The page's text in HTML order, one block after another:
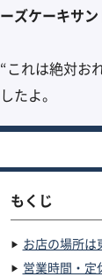
ーズケーキサン
“これは絶対お
したよ。
もくじ
お店の場所は
営業時間・定